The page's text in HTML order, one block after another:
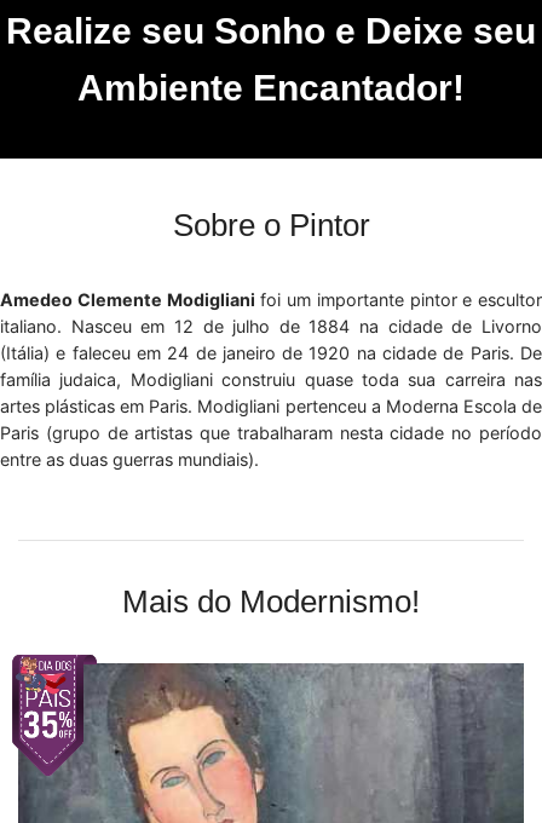
Realize seu Sonho e Deixe seu
Ambiente Encantador!
Sobre o Pintor
Amedeo Clemente Modigliani foi um importante pintor e escultor
italiano. Nasceu em 12 de julho de 1884 na cidade de Livorno
(Itália) e faleceu em 24 de janeiro de 1920 na cidade de Paris. De
família judaica, Modigliani construiu quase toda sua carreira nas
artes plásticas em Paris. Modigliani pertenceu a Moderna Escola de
Paris (grupo de artistas que trabalharam nesta cidade no período
entre as duas guerras mundiais).
Mais do Modernismo!